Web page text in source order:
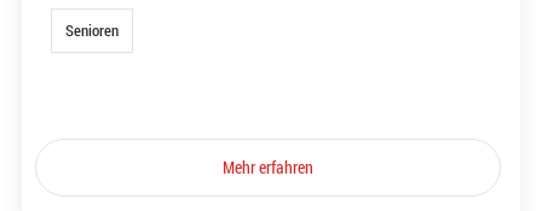
Senioren
Mehr erfahren